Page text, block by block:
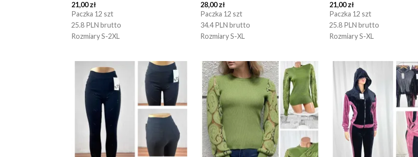
21,00zł
Paczka 12 szt
25.8 PLN brutto
Rozmiary S-2XL
28,00zł
Paczka 12 szt
34.4 PLN brutto
Rozmiary S-XL
21,00zł
Paczka 12 szt
25.8 PLN brutto
Rozmiary S-XL